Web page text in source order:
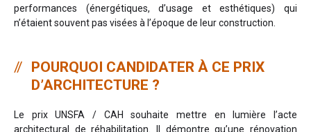
performances (énergétiques, d’usage et esthétiques) qui
n’étaient souvent pas visées à l’époque de leur construction.
POURQUOI CANDIDATER À CE PRIX
D’ARCHITECTURE ?
Le prix UNSFA / CAH souhaite mettre en lumière l’acte
architectural de réhabilitation. Il démontre qu’une rénovation